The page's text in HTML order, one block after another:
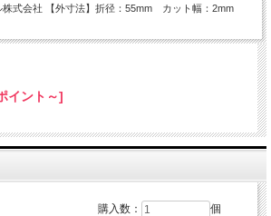
株式会社 【外寸法】折径：55mm カット幅：2mm
イント～]
購入数： 個